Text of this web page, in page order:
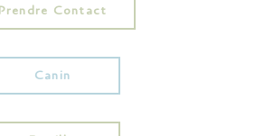
Prendre Contact
Canin